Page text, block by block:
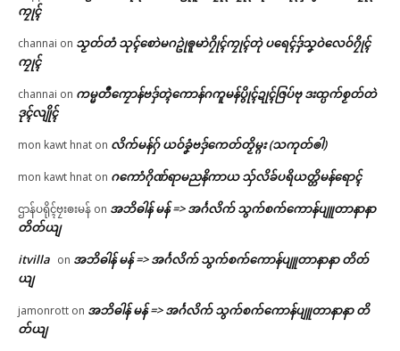
ကၠုၚ်
channai on သၟတ်တံ သုၚ်စောဲမဂဥုဲၜူမာဲဂၠိုၚ်ကၠုၚ်တုဲ ပရေၚ်ဒှ်သၞဝဲလေဝ်ဂၠိုၚ်
ကၠုၚ်
channai on ကမ္မတဳကၠောန်ဗဒှ်တ္ၚဲကောန်ဂကူမန်ပွိုၚ်ဍုၚ်ဇြပ်ဗု ဒးထ္ပက်စၟတ်တဲ
ဒုၚ်လျိုၚ်
mon kawt hnat on လိက်မန်ဂှ် ယဝ်ခၞံဗဒှ်ကေတ်တၟိမ္ဂး (သကုတ်ၜါ)
mon kawt hnat on ဂကောံဂိုဏ်ရာမညနိကာယ သှ်လိခ်ပရိယတ္တိမန်ရောၚ်
ဌာန်ပရိုၚ်ဗၠးၜးမန် on အဘိဓါန် မန် => အၚ်္ဂလိက် သွက်စက်ကောန်ပျူတာနာနာ
တိတ်ယျ
itvilla on အဘိဓါန် မန် => အၚ်္ဂလိက် သွက်စက်ကောန်ပျူတာနာနာ တိတ်
ယျ
jamonrott on အဘိဓါန် မန် => အၚ်္ဂလိက် သွက်စက်ကောန်ပျူတာနာနာ တိ
တ်ယျ